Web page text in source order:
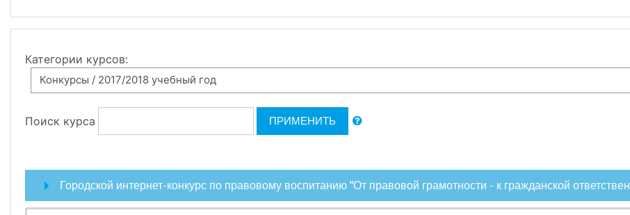
Категории курсов:
Поиск курса ПРИМЕНИТЬ
Городской интернет-конкурс по правовому воспитанию "От правовой грамотности - к гражданской